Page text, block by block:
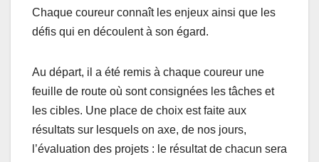
Chaque coureur connaît les enjeux ainsi que les
défis qui en découlent à son égard.
Au départ, il a été remis à chaque coureur une
feuille de route où sont consignées les tâches et
les cibles. Une place de choix est faite aux
résultats sur lesquels on axe, de nos jours,
l’évaluation des projets : le résultat de chacun sera